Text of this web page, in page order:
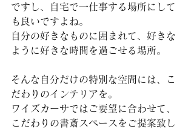
ですし、自宅で一仕事する場所にして
も良いですよね。
自分の好きなものに囲まれて、好きな
ように好きな時間を過ごせる場所。
そんな自分だけの特別な空間には、こ
だわりのインテリアを。
ワイズカーサではご要望に合わせて、
こだわりの書斎スペースをご提案致し